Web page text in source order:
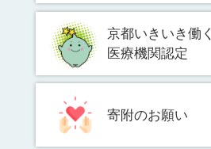
京都いきいき働く
医療機関認定
寄附のお願い